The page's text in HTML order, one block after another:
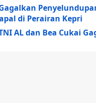
di Perairan Kepri
AL dan Bea Cukai